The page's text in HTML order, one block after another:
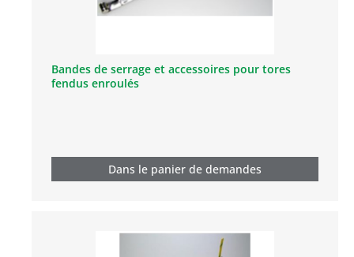
Bandes de serrage et accessoires pour tores
fendus enroulés
Dans le panier de demandes